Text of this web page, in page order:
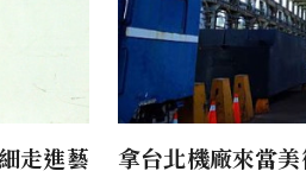
走進藝
拿台北機廠來當